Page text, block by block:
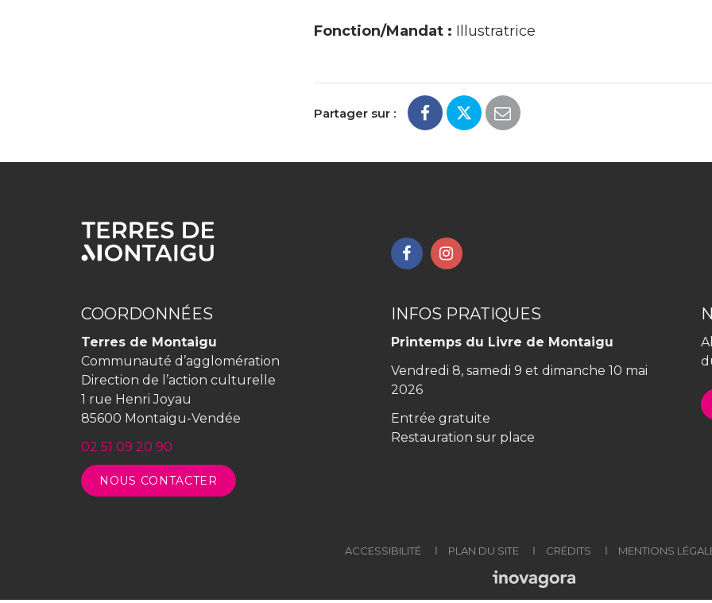
Fonction/Mandat : Illustratrice
Partager sur :
Lien
compte
Lien
compte
Instagram
COORDONNÉES
Terres de Montaigu
Communauté d’agglomération
Direction de l’action culturelle
1 rue Henri Joyau
85600 Montaigu-Vendée
02 51 09 20 90
NOUS CONTACTER
INFOS PRATIQUES
Printemps du Livre de Montaigu
Vendredi 8, samedi 9 et dimanche 10 mai
2026
Entrée gratuite
Restauration sur place
ACCESSIBILITÉ PLAN DU SITE CRÉDITS MENTIONS